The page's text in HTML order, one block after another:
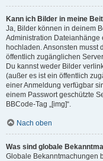
Kann ich Bilder in meine
Ja, Bilder können in deinem
Administration Dateianhänge
hochladen. Ansonsten musst
öffentlich zugänglichen
Du kannst weder Bilder
(außer es ist ein öffentlich
einer Anmeldung verfügbar
einem Passwort geschützte
BBCode-Tag „[img]“.
Nach oben
Was sind globale
Globale Bekanntmachungen